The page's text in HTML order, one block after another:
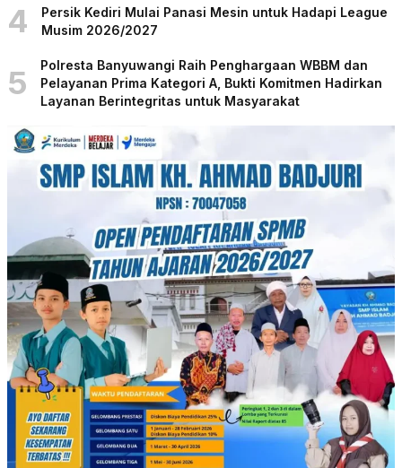
4
Persik Kediri Mulai Panasi Mesin untuk Hadapi League
Musim 2026/2027
5
Polresta Banyuwangi Raih Penghargaan WBBM dan
Pelayanan Prima Kategori A, Bukti Komitmen Hadirkan
Layanan Berintegritas untuk Masyarakat